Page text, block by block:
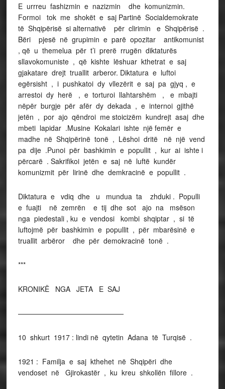
E urrreu fashizmin e nazizmin dhe komunizmin.
Formoi tok me shokët e saj Partinë Socialdemokrate
të Shqipërisë si alternativë për clirimin e Shqipërisë .
Bëri pjesë në grupimin e parë opozitar antikomunist
, që u themelua për t’i prerë rrugën diktaturës
sllavokomuniste , që kishte lëshuar kthetrat e saj
gjakatare drejt truallit arberor. Diktatura e luftoi
egërsisht , i pushkatoi dy vllezërit e saj pa gjyq , e
arrestoi dy herë , e torturoi llahtarshëm , e mbajti
nëpër burgje për afër dy dekada , e internoi gjithë
jetën , por ajo qëndroi me stoicizëm kundrejt asaj dhe
mbeti lapidar .Musine Kokalari ishte një femër e
madhe në Shqipërinë tonë , Lëshoi dritë në një vend
pa dije .Punoi për bashkimin e popullit , kur ai ishte i
përcarë . Sakrifikoi jetën e saj në luftë kundër
komunizmit për lirinë dhe demkracinë e popullit .
Diktatura e vdiq dhe u mundua ta zhduki . Populli
e fuajti në zemrën e tij dhe sot ajo na msëson
nga piedestali , ku e vendosi kombi shqiptar , si të
luftojmë për bashkimin e popullit , për mbarësinë e
truallit arbëror dhe për demokracinë tonë .
***
KRONIKË NGA JETA E SAJ
———————————————
10 shkurt 1917 : lindi në qytetin Adana të Turqisë .
1921 : Familja e saj kthehet në Shqipëri dhe
vendoset në Gjirokastër , ku kreu shkollën fillore .